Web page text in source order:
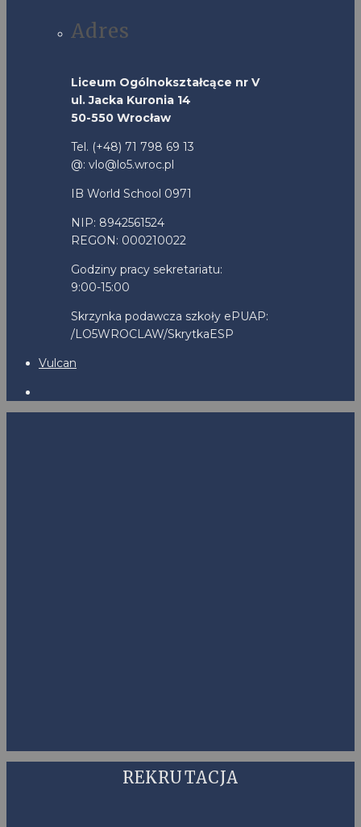
Adres
Liceum Ogólnokształcące nr V
ul. Jacka Kuronia 14
50-550 Wrocław
Tel. (+48) 71 798 69 13
@: vlo@lo5.wroc.pl
IB World School 0971
NIP: 8942561524
REGON: 000210022
Godziny pracy sekretariatu:
9:00-15:00
Skrzynka podawcza szkoły ePUAP:
/LO5WROCLAW/SkrytkaESP
Vulcan
REKRUTACJA